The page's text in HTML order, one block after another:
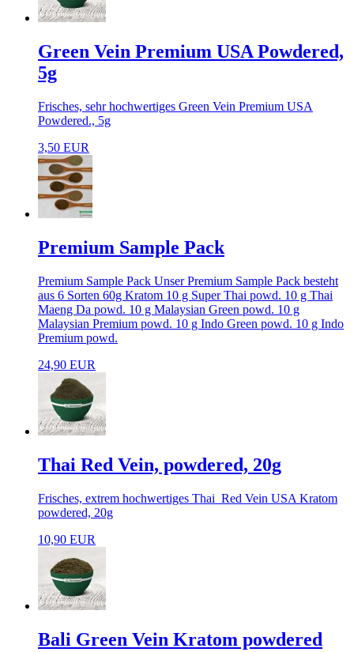
Green Vein Premium USA Powdered,
5g
Frisches, sehr hochwertiges Green Vein Premium USA
Powdered., 5g
3,50 EUR
Premium Sample Pack
Premium Sample Pack Unser Premium Sample Pack besteht
aus 6 Sorten 60g Kratom 10 g Super Thai powd. 10 g Thai
Maeng Da powd. 10 g Malaysian Green powd. 10 g
Malaysian Premium powd. 10 g Indo Green powd. 10 g Indo
Premium powd.
24,90 EUR
Thai Red Vein, powdered, 20g
Frisches, extrem hochwertiges Thai Red Vein USA Kratom
powdered, 20g
10,90 EUR
Bali Green Vein Kratom powdered